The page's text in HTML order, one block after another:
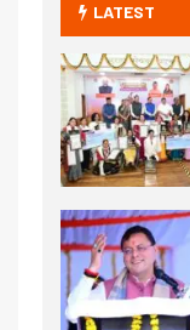
LATEST